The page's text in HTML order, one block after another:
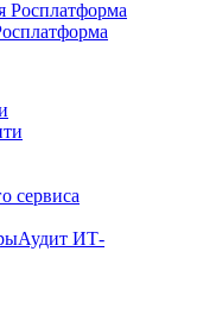
сервиса
Аудит ИТ-